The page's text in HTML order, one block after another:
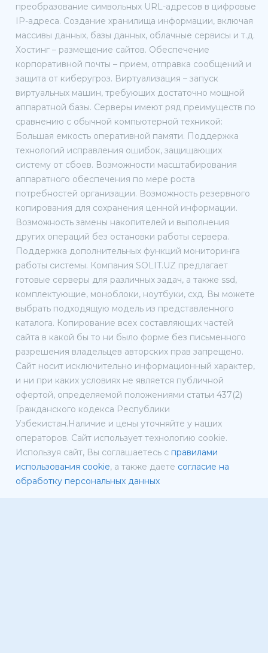
преобразование символьных URL-адресов в цифровые
IP-адреса. Создание хранилища информации, включая
массивы данных, базы данных, облачные сервисы и т.д.
Хостинг – размещение сайтов. Обеспечение
корпоративной почты – прием, отправка сообщений и
защита от киберугроз. Виртуализация – запуск
виртуальных машин, требующих достаточно мощной
аппаратной базы. Серверы имеют ряд преимуществ по
сравнению с обычной компьютерной техникой:
Большая емкость оперативной памяти. Поддержка
технологий исправления ошибок, защищающих
систему от сбоев. Возможности масштабирования
аппаратного обеспечения по мере роста
потребностей организации. Возможность резервного
копирования для сохранения ценной информации.
Возможность замены накопителей и выполнения
других операций без остановки работы сервера.
Поддержка дополнительных функций мониторинга
работы системы. Компания SOLIT.UZ предлагает
готовые серверы для различных задач, а также ssd,
комплектующие, моноблоки, ноутбуки, схд. Вы можете
выбрать подходящую модель из представленного
каталога. Копирование всех составляющих частей
сайта в какой бы то ни было форме без письменного
разрешения владельцев авторских прав запрещено.
Сайт носит исключительно информационный характер,
и ни при каких условиях не является публичной
офертой, определяемой положениями статьи 437(2)
Гражданского кодекса Республики
Узбекистан.Наличие и цены уточняйте у наших
операторов. Сайт использует технологию cookie.
Используя сайт, Вы соглашаетесь с правилами
использования cookie, а также даете согласие на
обработку персональных данных